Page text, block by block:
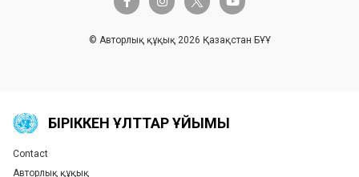
© Авторлық құқық 2026 Қазақстан БҰҰ
БІРІККЕН ҰЛТТАР ҰЙЫМЫ
Global U.N. menu
Contact
Авторлық құқық